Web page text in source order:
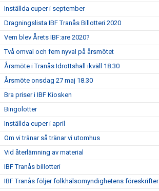
Inställda cuper i september
Dragningslista IBF Tranås Billotteri 2020
Vem blev Årets IBF:are 2020?
Två omval och fem nyval på årsmötet
Årsmöte i Tranås Idrottshall ikväll 18.30
Årsmöte onsdag 27 maj 18.30
Bra priser i IBF Kiosken
Bingolotter
Inställda cuper i april
Om vi tränar så tränar vi utomhus
Vid återlämning av material
IBF Tranås billotteri
IBF Tranås följer folkhälsomyndighetens föreskrifter